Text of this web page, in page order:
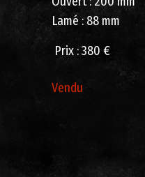
Lamé : 88 mm
Prix ​​: 380 €